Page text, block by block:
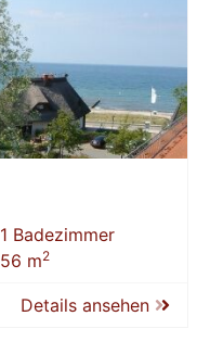
1 Badezimmer
56 m2
Details ansehen